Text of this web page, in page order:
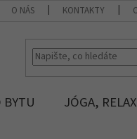
O NÁS KONTAKTY
BYTU JÓGA,